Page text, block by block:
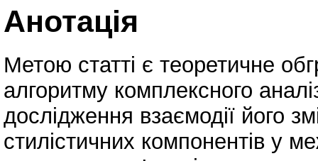
Анотація
Метою статті є теоретичне
алгоритму комплексного
дослідження взаємодії його
стилістичних компонентів у